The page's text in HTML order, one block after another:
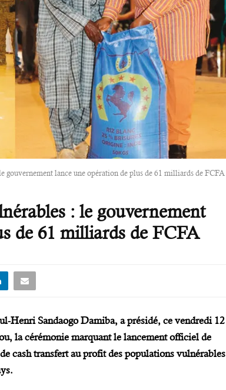
gouvernement lance une opération de plus de 61 milliards de FCFA
: le gouvernement
de 61 milliards de FCFA
Henri Sandaogo Damiba, a présidé, ce vendredi 12
la cérémonie marquant le lancement officiel de
cash transfert au profit des populations vulnérables